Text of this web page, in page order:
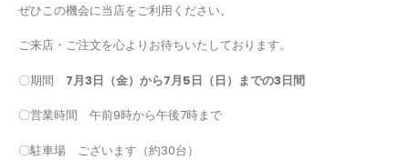
ぜひこの機会に当店をご利用ください。
ご来店・ご注文を心よりお待ちいたしております。
〇期間 7月3日（金）から7月5日（日）までの3日間
〇営業時間 午前9時から午後7時まで
〇駐車場 ございます（約30台）